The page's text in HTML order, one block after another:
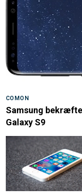
COMON
Samsung
Galaxy S9